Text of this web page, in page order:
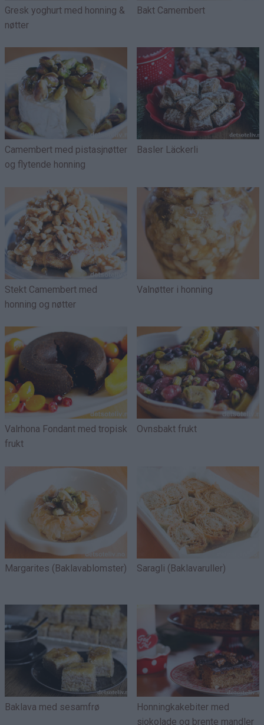
Gresk yoghurt med honning &
nøtter
Bakt Camembert
Camembert med pistasjnøtter
og flytende honning
Basler Läckerli
Stekt Camembert med
honning og nøtter
Valnøtter i honning
Valrhona Fondant med tropisk
frukt
Ovnsbakt frukt
Margarites (Baklavablomster) Saragli (Baklavaruller)
Baklava med sesamfrø
Honningkakebiter med
sjokolade og brente mandler